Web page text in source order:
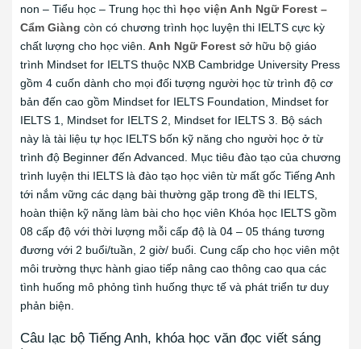
non – Tiểu học – Trung học thì học viện Anh Ngữ Forest –
Cẩm Giàng còn có chương trình học luyện thi IELTS cực kỳ
chất lượng cho học viên. Anh Ngữ Forest sở hữu bộ giáo
trình Mindset for IELTS thuộc NXB Cambridge University Press
gồm 4 cuốn dành cho mọi đối tượng người học từ trình độ cơ
bản đến cao gồm Mindset for IELTS Foundation, Mindset for
IELTS 1, Mindset for IELTS 2, Mindset for IELTS 3. Bộ sách
này là tài liệu tự học IELTS bốn kỹ năng cho người học ở từ
trình độ Beginner đến Advanced. Mục tiêu đào tạo của chương
trình luyện thi IELTS là đào tạo học viên từ mất gốc Tiếng Anh
tới nắm vững các dạng bài thường gặp trong đề thi IELTS,
hoàn thiện kỹ năng làm bài cho học viên Khóa học IELTS gồm
08 cấp độ với thời lượng mỗi cấp độ là 04 – 05 tháng tương
đương với 2 buổi/tuần, 2 giờ/ buổi. Cung cấp cho học viên một
môi trường thực hành giao tiếp nâng cao thông cao qua các
tình huống mô phỏng tình huống thực tế và phát triển tư duy
phản biện.
Câu lạc bộ Tiếng Anh, khóa học văn đọc viết sáng